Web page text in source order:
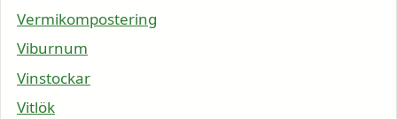
Vermikompostering
Viburnum
Vinstockar
Vitlök